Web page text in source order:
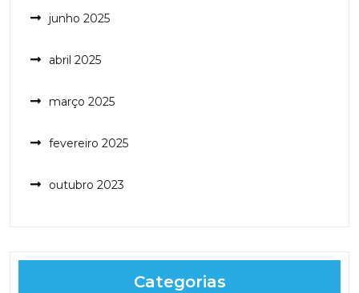
junho 2025
abril 2025
março 2025
fevereiro 2025
outubro 2023
Categorias